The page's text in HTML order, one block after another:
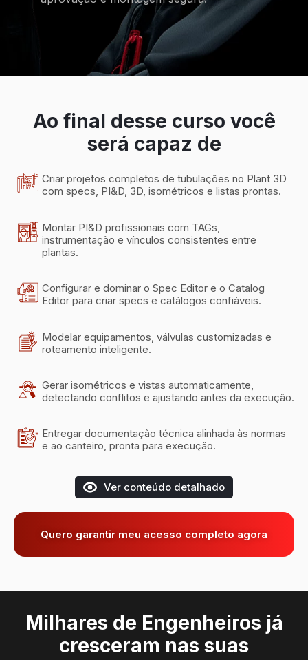
Ao final desse curso você
será capaz de
Criar projetos completos de tubulações no Plant 3D
com specs, PI&D, 3D, isométricos e listas prontas.
Montar PI&D profissionais com TAGs,
instrumentação e vínculos consistentes entre
plantas.
Configurar e dominar o Spec Editor e o Catalog
Editor para criar specs e catálogos confiáveis.
Modelar equipamentos, válvulas customizadas e
roteamento inteligente.
Gerar isométricos e vistas automaticamente,
detectando conflitos e ajustando antes da execução.
Entregar documentação técnica alinhada às normas
e ao canteiro, pronta para execução.
Ver conteúdo detalhado
Quero garantir meu acesso completo agora
Milhares de Engenheiros já
cresceram nas suas